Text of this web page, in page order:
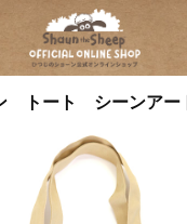
ひつじの
ショーン
公式オン
ラインシ
トート シーンアー